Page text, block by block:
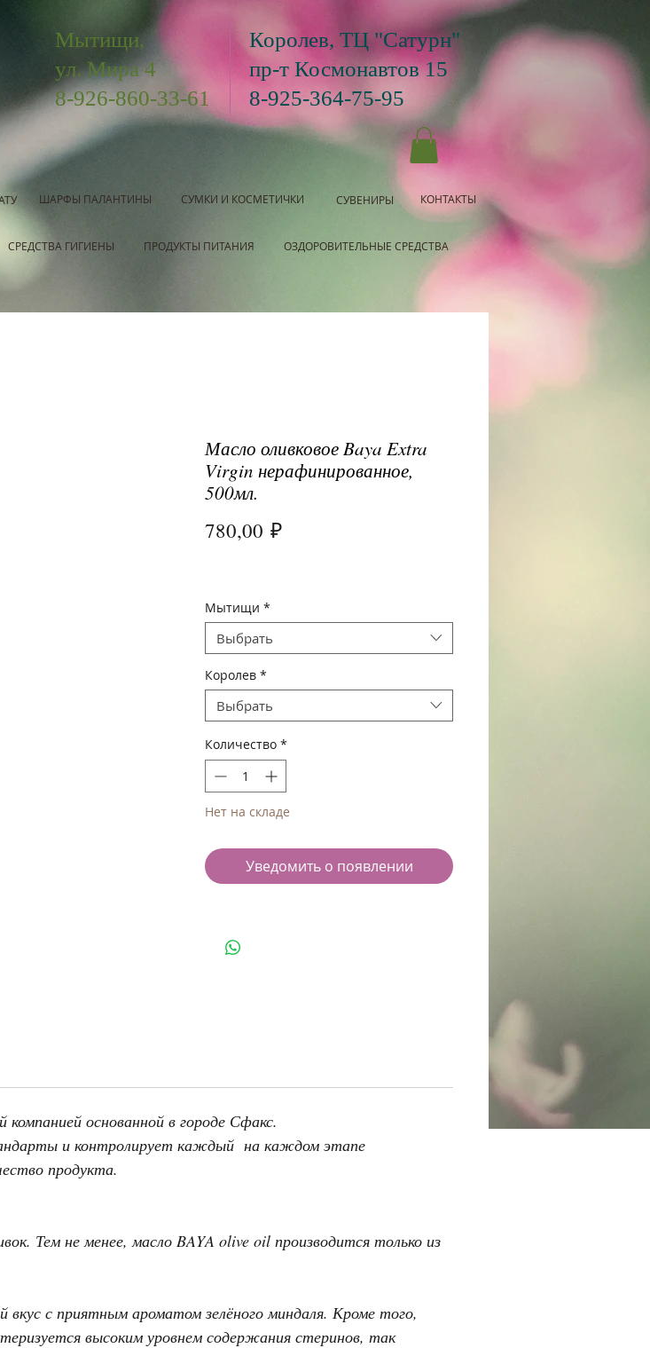
Мытищи,
ул. Мира 4
8-926-860-33-61
Королев, ТЦ "Сатурн"
пр-т Космонавтов 15
8-925-364-75-95
ШАРФЫ ПАЛАНТИНЫ СУМКИ И КОСМЕТИЧКИ СУВЕНИРЫ КОНТАКТЫ
СРЕДСТВА ГИГИЕНЫ ПРОДУКТЫ ПИТАНИЯ ОЗДОРОВИТЕЛЬНЫЕ СРЕДСТВА
Масло оливковое Baya Extra
Virgin нерафинированное,
500мл.
780,00 ₽Цена
Мытищи *
Выбрать
Королев *
Выбрать
Количество *
Нет на складе
Уведомить о появлении
основанной в городе Сфакс.
и контролирует каждый на каждом этапе
продукта.
Тем не менее, масло BAYA olive oil производится только из
с приятным ароматом зелёного миндаля. Кроме того,
высоким уровнем содержания стеринов, так